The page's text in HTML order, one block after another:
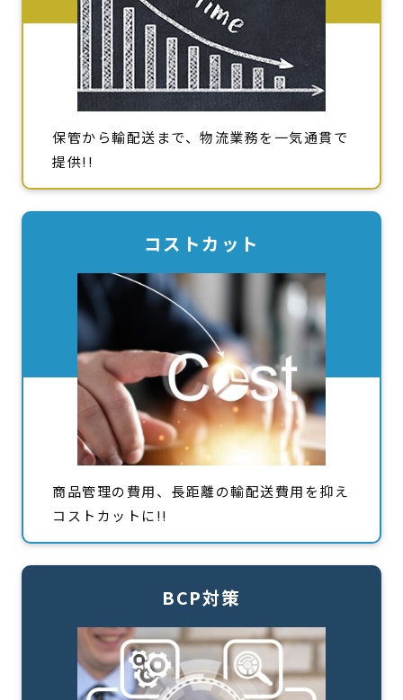
保管から輸配送まで、物流業務を一気通貫で
提供!!
コストカット
商品管理の費用、長距離の輸配送費用を抑え
コストカットに!!
BCP対策